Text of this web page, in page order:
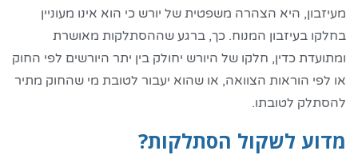
מעיזבון, היא הצהרה משפטית של יורש כי הוא אינו מעוניין
בחלקו בעיזבון המנוח. כך, ברגע שההסתלקות מאושרת
ומתועדת כדין, חלקו של היורש יחולק בין יתר היורשים לפי החוק
או לפי הוראות הצוואה, או שהוא יעבור לטובת מי שהחוק מתיר
להסתלק לטובתו.
מדוע לשקול הסתלקות?